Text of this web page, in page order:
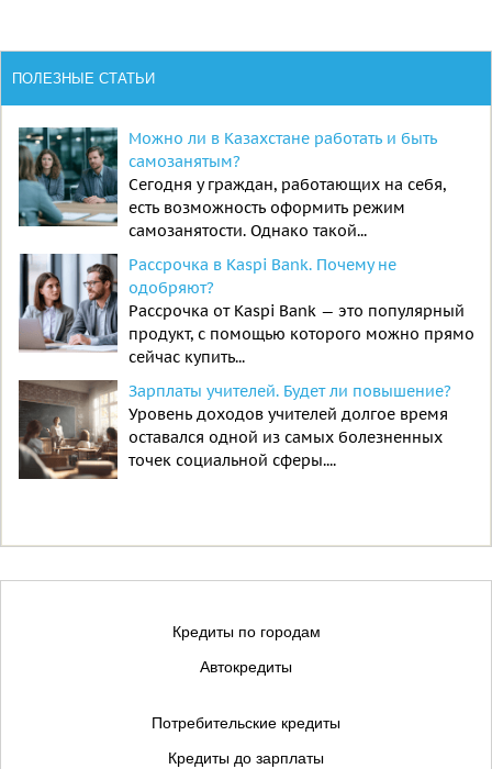
ПОЛЕЗНЫЕ СТАТЬИ
Можно ли в Казахстане работать и быть
самозанятым?
Сегодня у граждан, работающих на себя,
есть возможность оформить режим
самозанятости. Однако такой...
Рассрочка в Kaspi Bank. Почему не
одобряют?
Рассрочка от Kaspi Bank — это популярный
продукт, с помощью которого можно прямо
сейчас купить...
Зарплаты учителей. Будет ли повышение?
Уровень доходов учителей долгое время
оставался одной из самых болезненных
точек социальной сферы....
Кредиты по городам
Автокредиты
Потребительские кредиты
Кредиты до зарплаты